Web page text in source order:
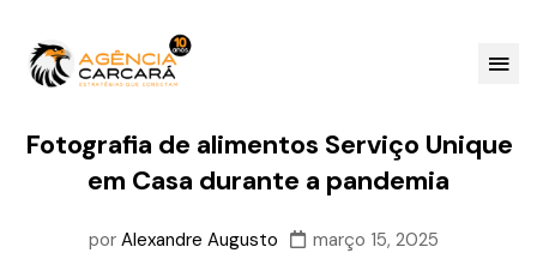
Fotografia de alimentos Serviço Unique
em Casa durante a pandemia
por Alexandre Augusto
março 15, 2025